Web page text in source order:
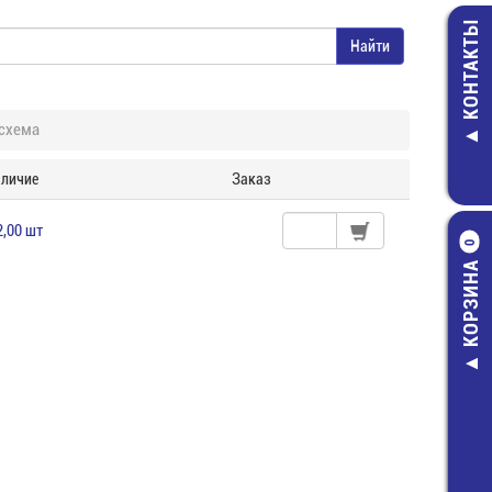
КОНТАКТЫ
КОРЗИНА
0
Заказ
шт